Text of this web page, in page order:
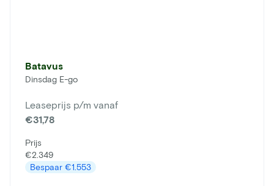
Batavus
Dinsdag E-go
Leaseprijs p/m vanaf
€31,78
Prijs
€2.349
Bespaar €1.553